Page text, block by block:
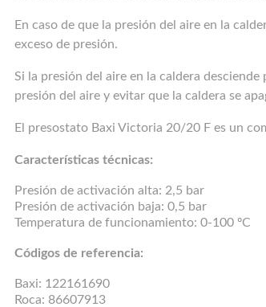
En caso de que la presión del aire en la
exceso de presión.
Si la presión del aire en la caldera
presión del aire y evitar que la caldera se
El presostato Baxi Victoria 20/20 F es un
Características técnicas:
Presión de activación alta: 2,5 bar
Presión de activación baja: 0,5 bar
Temperatura de funcionamiento: 0-100 ºC
Códigos de referencia:
Baxi: 122161690
Roca: 86607913